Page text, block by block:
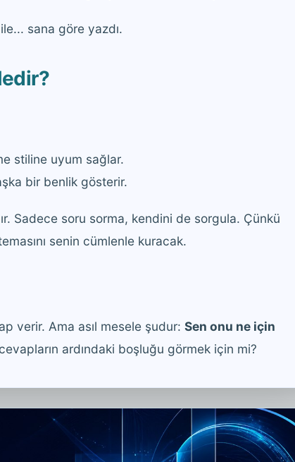
sana göre yazdı.
stiline uyum sağlar.
bir benlik gösterir.
Sadece soru sorma, kendini de sorgula. Çünkü
senin cümlenle kuracak.
verir. Ama asıl mesele şudur: Sen onu ne için
ardındaki boşluğu görmek için mi?